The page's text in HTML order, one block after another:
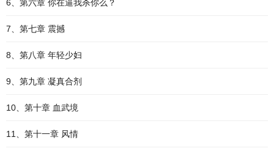
6、第六章 你在逼我杀你么？
7、第七章 震撼
8、第八章 年轻少妇
9、第九章 凝真合剂
10、第十章 血武境
11、第十一章 风情